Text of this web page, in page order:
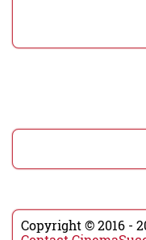
Copyright © 2016 -